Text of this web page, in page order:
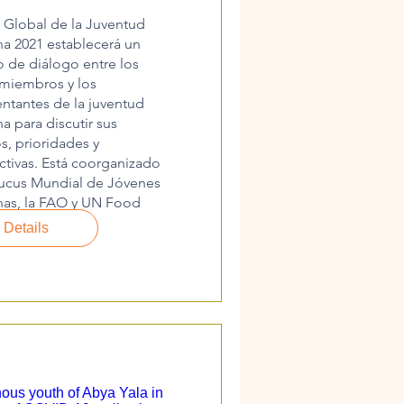
Global de la Juventud
2021 establecerá un
de diálogo entre los
y los
de la juventud
para discutir sus
prioridades y
Está coorganizado
Mundial de Jóvenes
la FAO y UN Food
Champions.
Details
youth of Abya Yala in